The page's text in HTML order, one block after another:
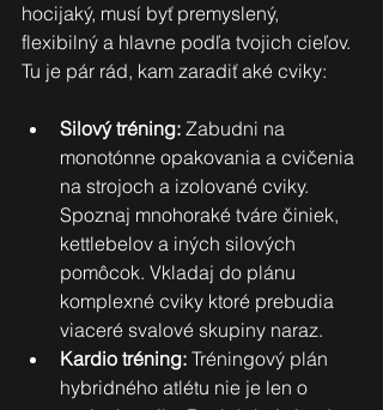
hocijaký, musí byť premyslený,
flexibilný a hlavne podľa tvojich cieľov.
Tu je pár rád, kam zaradiť aké cviky:
Silový tréning: Zabudni na
monotónne opakovania a cvičenia
na strojoch a izolované cviky.
Spoznaj mnohoraké tváre činiek,
kettlebelov a iných silových
pomôcok. Vkladaj do plánu
komplexné cviky ktoré prebudia
viaceré svalové skupiny naraz.
Kardio tréning: Tréningový plán
hybridného atlétu nie je len o